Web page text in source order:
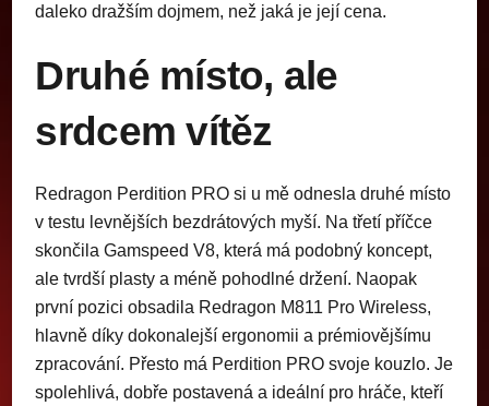
daleko dražším dojmem, než jaká je její cena.
Druhé místo, ale
srdcem vítěz
Redragon Perdition PRO si u mě odnesla druhé místo
v testu levnějších bezdrátových myší. Na třetí příčce
skončila Gamspeed V8, která má podobný koncept,
ale tvrdší plasty a méně pohodlné držení. Naopak
první pozici obsadila Redragon M811 Pro Wireless,
hlavně díky dokonalejší ergonomii a prémiovějšímu
zpracování. Přesto má Perdition PRO svoje kouzlo. Je
spolehlivá, dobře postavená a ideální pro hráče, kteří